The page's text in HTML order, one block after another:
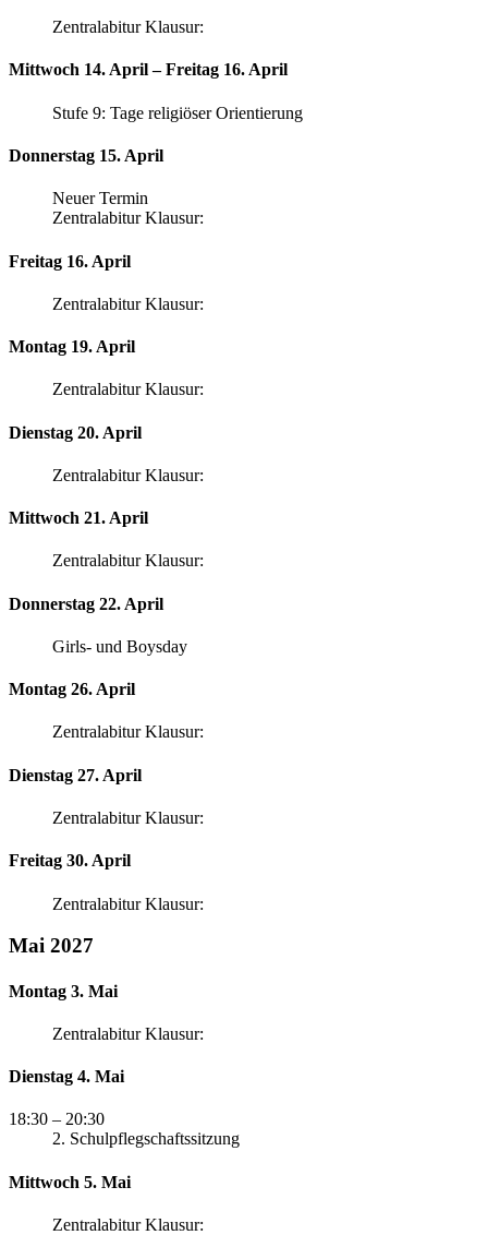
Zentralabitur Klausur:
Mittwoch 14. April – Freitag 16. April
Stufe 9: Tage religiöser Orientierung
Donnerstag 15. April
Neuer Termin
Zentralabitur Klausur:
Freitag 16. April
Zentralabitur Klausur:
Montag 19. April
Zentralabitur Klausur:
Dienstag 20. April
Zentralabitur Klausur:
Mittwoch 21. April
Zentralabitur Klausur:
Donnerstag 22. April
Girls- und Boysday
Montag 26. April
Zentralabitur Klausur:
Dienstag 27. April
Zentralabitur Klausur:
Freitag 30. April
Zentralabitur Klausur:
Mai 2027
Montag 3. Mai
Zentralabitur Klausur:
Dienstag 4. Mai
18:30 – 20:30
2. Schulpflegschaftssitzung
Mittwoch 5. Mai
Zentralabitur Klausur: